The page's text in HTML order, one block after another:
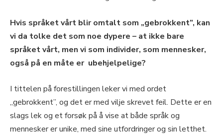
Hvis språket vårt blir omtalt som „gebrokkent”, kan
vi da tolke det som noe dypere – at ikke bare
språket vårt, men vi som individer, som mennesker,
også på en måte er ubehjelpelige?
I tittelen på forestillingen leker vi med ordet
„gebrokkent”, og det er med vilje skrevet feil. Dette er en
slags lek og et forsøk på å vise at både språk og
mennesker er unike, med sine utfordringer og sin letthet.